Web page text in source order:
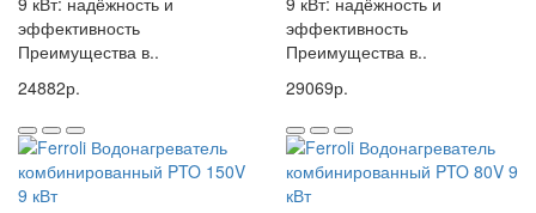
эффективность
Преимущества в..
24882р.
эффективность
Преимущества в..
29069р.